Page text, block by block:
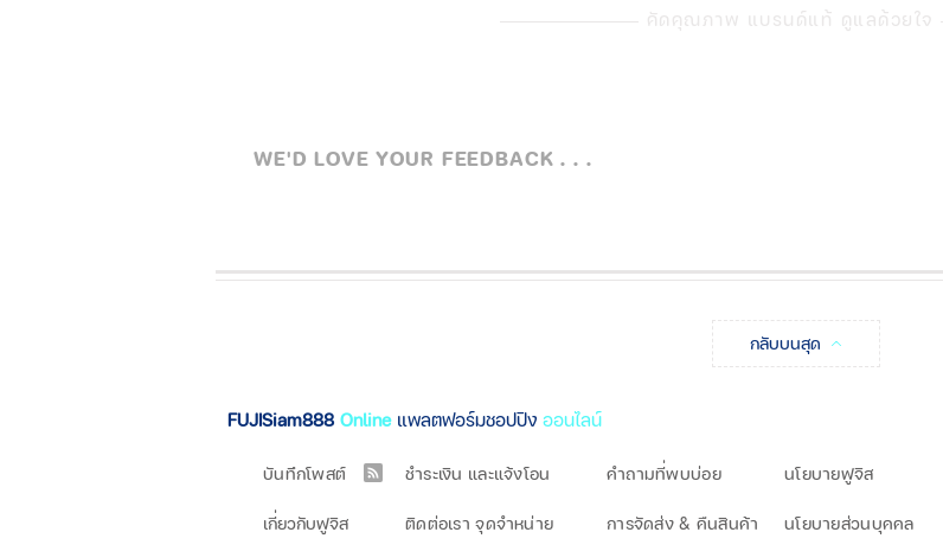
คัดคุณภาพ แบรนด์แท้ ดูแลด้วยใจ
WE'D LOVE YOUR FEEDBACK . . .
กลับบนสุด
FUJISiam888 Onlineแพลตฟอร์มชอปปิง ออนไลน์
บันทึกโพสต์
เกี่ยวกับฟูจิส
ชำระเงิน และแจ้งโอน
ติดต่อเรา จุดจำหน่าย
คำถามที่พบบ่อย
การจัดส่ง & คืนสินค้า
นโยบายฟูจิส
นโยบายส่วนบุคคล